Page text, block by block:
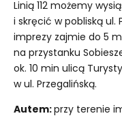
Linią 112 możemy
i skręcić w pobliską ul.
imprezy zajmie do 5
na przystanku
ok. 10 min ulicą
w ul. Przegalińską.
Autem:przy terenie